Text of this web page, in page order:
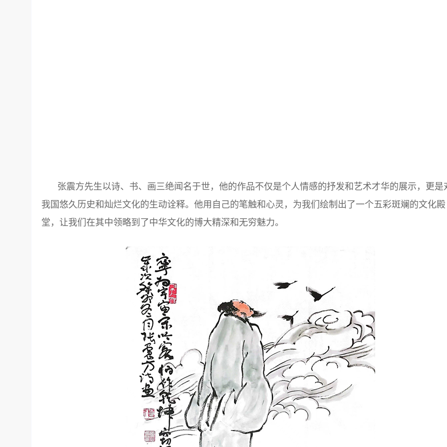
张震方先生以诗、书、画三绝闻名于世，他的作品不仅是个人情感的抒发和艺术才华的展示，更是
我国悠久历史和灿烂文化的生动诠释。他用自己的笔触和心灵，为我们绘制出了一个五彩斑斓的文化殿
堂，让我们在其中领略到了中华文化的博大精深和无穷魅力。